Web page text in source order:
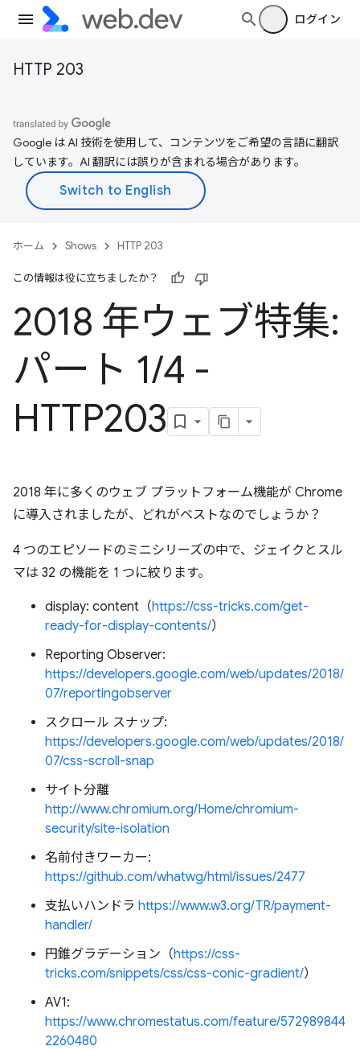
ログイン
HTTP 203
Google は AI 技術を使用して、コンテンツをご希望の言語に翻訳
しています。AI 翻訳には誤りが含まれる場合があります。
ホーム Shows HTTP 203
この情報は役に立ちましたか？
2018 年ウェブ特集:
パート 1/4 -
HTTP203
2018 年に多くのウェブ プラットフォーム機能が Chrome
に導入されましたが、どれがベストなのでしょうか？
4 つのエピソードのミニシリーズの中で、ジェイクとスル
マは 32 の機能を 1 つに絞ります。
display: content（https://css-tricks.com/get-
ready-for-display-contents/）
Reporting Observer:
https://developers.google.com/web/updates/2018/
07/reportingobserver
スクロール スナップ:
https://developers.google.com/web/updates/2018/
07/css-scroll-snap
サイト分離
http://www.chromium.org/Home/chromium-
security/site-isolation
名前付きワーカー:
https://github.com/whatwg/html/issues/2477
支払いハンドラ https://www.w3.org/TR/payment-
handler/
円錐グラデーション（https://css-
tricks.com/snippets/css/css-conic-gradient/）
AV1:
https://www.chromestatus.com/feature/572989844
2260480